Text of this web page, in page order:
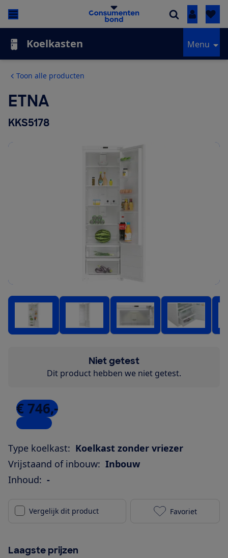
Inloggen
Koelkasten Menu
Toon alle producten
ETNA
KKS5178
Niet getest
Dit product hebben we niet getest.
€ 746,-
5 winkels
Type koelkast: Koelkast zonder vriezer
Vrijstaand of inbouw: Inbouw
Inhoud: -
Vergelijk dit product ETNA
Favoriet
Laagste prijzen